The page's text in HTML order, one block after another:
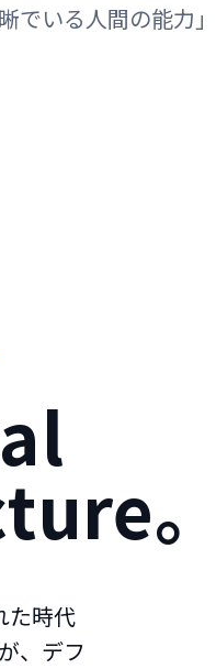
でいる人間の能力
。
た時代
、デフ